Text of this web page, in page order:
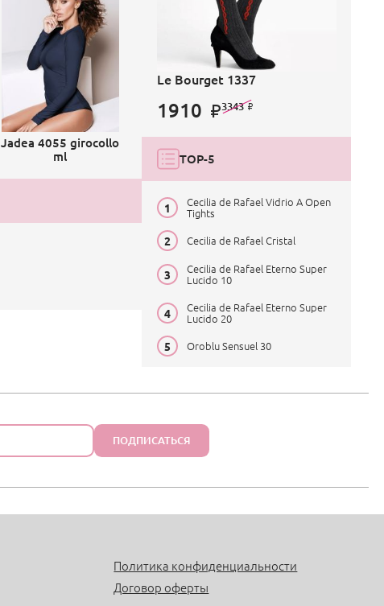
Jadea 4055 girocollo
ml
Le Bourget 1337
1910 3343
TOP-5
Cecilia de Rafael Vidrio A Open
Tights
Cecilia de Rafael Cristal
Cecilia de Rafael Eterno Super
Lucido 10
Cecilia de Rafael Eterno Super
Lucido 20
Oroblu Sensuel 30
ПОДПИСАТЬСЯ
Политика конфиденциальности
Договор оферты